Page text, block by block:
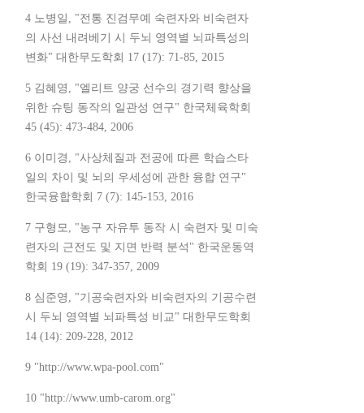
4 노병일, "전통 진검무예 숙련자와 비숙련자
의 사선 내려베기 시 두뇌 영역별 뇌파특성의
변화" 대한무도학회 17 (17): 71-85, 2015
5 김혜영, "엘리트 양궁 선수의 경기력 향상을
위한 슈팅 동작의 일관성 연구" 한국체육학회
45 (45): 473-484, 2006
6 이미경, "사상체질과 전공에 따른 학습스타
일의 차이 및 뇌의 우세성에 관한 융합 연구"
한국융합학회 7 (7): 145-153, 2016
7 구형모, "농구 자유투 동작 시 숙련자 및 미숙
련자의 근전도 및 지면 반력 분석" 한국운동역
학회 19 (19): 347-357, 2009
8 심준영, "기공숙련자와 비숙련자의 기공수련
시 두뇌 영역별 뇌파특성 비교" 대한무도학회
14 (14): 209-228, 2012
9 "http://www.wpa-pool.com"
10 "http://www.umb-carom.org"